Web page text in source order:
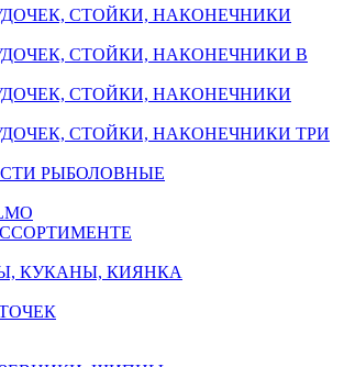
СТОЙКИ, НАКОНЕЧНИКИ
СТОЙКИ, НАКОНЕЧНИКИ В
СТОЙКИ, НАКОНЕЧНИКИ
СТОЙКИ, НАКОНЕЧНИКИ ТРИ
РЫБОЛОВНЫЕ
КУКАНЫ, КИЯНКА